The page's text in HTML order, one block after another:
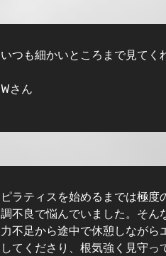
いつも細かいところまで見てく
Wさん
ピラティスを始めるまでは極
調不良で悩んでいました。そん
力不足から途中で休憩しながら
してくださり、根気強く見守